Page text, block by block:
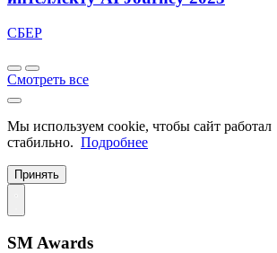
СБЕР
Смотреть все
Мы используем cookie, чтобы сайт работал
стабильно. Подробнее
Принять
SM Awards